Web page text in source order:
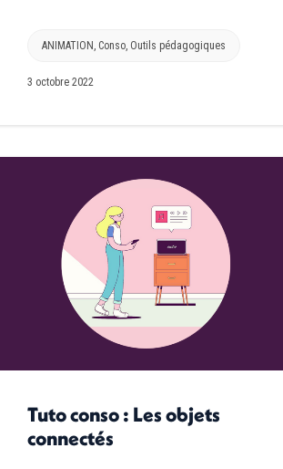
ANIMATION , Conso, Outils pédagogiques
3 octobre 2022
Tuto conso : Les objets
connectés